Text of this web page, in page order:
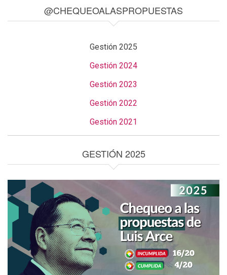
@CHEQUEOALASPROPUESTAS
Gestión 2025
Gestión 2024
Gestión 2023
Gestión 2022
Gestión 2021
GESTIÓN 2025